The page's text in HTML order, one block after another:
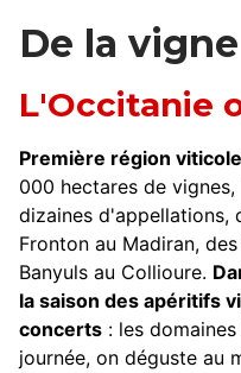
De la
L'Occitanie
Première région
000 hectares de
dizaines d'appellations,
Fronton au Madiran,
Banyuls au Collioure.
la saison des apéritifs
concerts : les
journée, on déguste au